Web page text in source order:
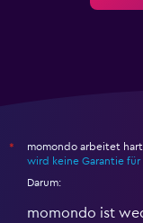
*
momondo arbeitet
wird keine Garantie für
Darum:
momondo ist